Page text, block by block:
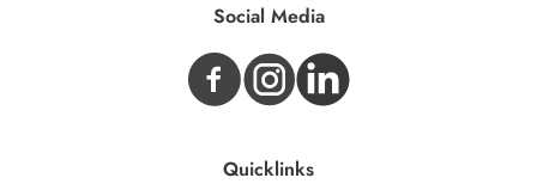
Social Media
Quicklinks